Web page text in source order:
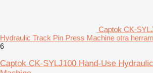
Captok CK-
Hydraulic Track Pin Press Machine otra
6
Captok CK-SYLJ100 Hand-Use